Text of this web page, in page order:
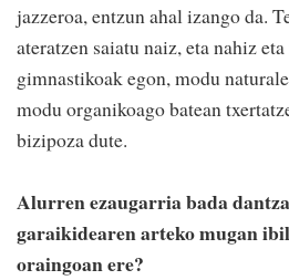
jazzeroa, entzun ahal izango da.
ateratzen saiatu naiz, eta nahiz
gimnastikoak egon, modu
modu organikoago batean
bizipoza dute.
Alurren ezaugarria bada
garaikidearen arteko mugan
oraingoan ere?